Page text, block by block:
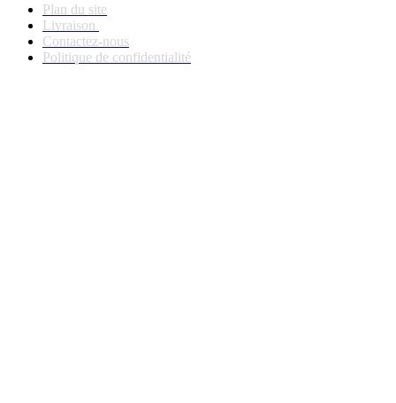
Plan du site
Livraison
Contactez-nous
Politique de confidentialité